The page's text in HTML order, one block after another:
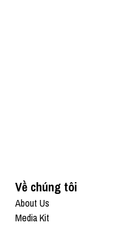
Về chúng tôi
About Us
Media Kit